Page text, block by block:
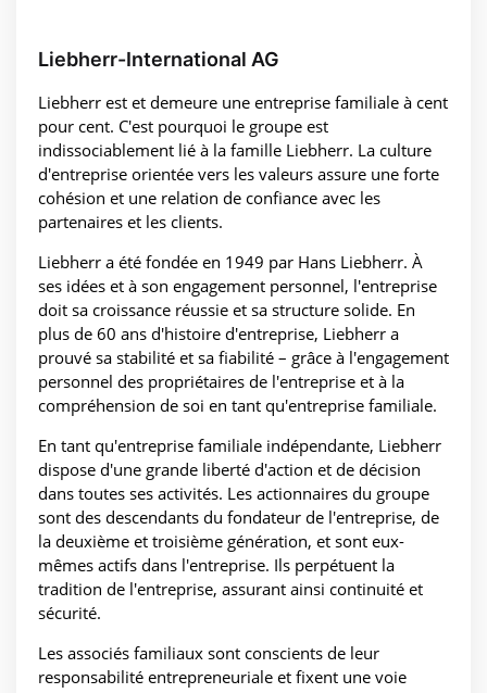
Liebherr-International AG
Liebherr est et demeure une entreprise familiale à cent
pour cent. C'est pourquoi le groupe est
indissociablement lié à la famille Liebherr. La culture
d'entreprise orientée vers les valeurs assure une forte
cohésion et une relation de confiance avec les
partenaires et les clients.
Liebherr a été fondée en 1949 par Hans Liebherr. À
ses idées et à son engagement personnel, l'entreprise
doit sa croissance réussie et sa structure solide. En
plus de 60 ans d'histoire d'entreprise, Liebherr a
prouvé sa stabilité et sa fiabilité – grâce à l'engagement
personnel des propriétaires de l'entreprise et à la
compréhension de soi en tant qu'entreprise familiale.
En tant qu'entreprise familiale indépendante, Liebherr
dispose d'une grande liberté d'action et de décision
dans toutes ses activités. Les actionnaires du groupe
sont des descendants du fondateur de l'entreprise, de
la deuxième et troisième génération, et sont eux-
mêmes actifs dans l'entreprise. Ils perpétuent la
tradition de l'entreprise, assurant ainsi continuité et
sécurité.
Les associés familiaux sont conscients de leur
responsabilité entrepreneuriale et fixent une voie